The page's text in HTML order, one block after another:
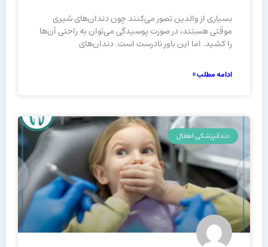
بسیاری از والدین تصور می‌کنند چون دندان‌های شیری
موقتی هستند، در صورت پوسیدگی می‌توان به‌ راحتی آن‌ها
را کشید. اما این باور نادرست است. دندان‌های
ادامه مطلب »
دندانپزشکی اطفال